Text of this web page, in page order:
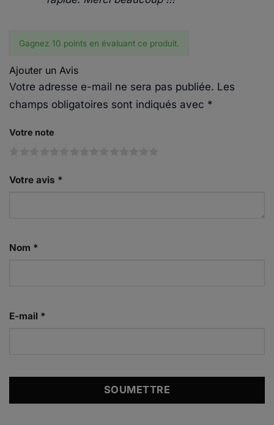
Gagnez 10 points en évaluant ce produit.
Ajouter un Avis
Votre adresse e-mail ne sera pas publiée. Les
champs obligatoires sont indiqués avec *
Votre note
Votre avis *
Nom *
E-mail *